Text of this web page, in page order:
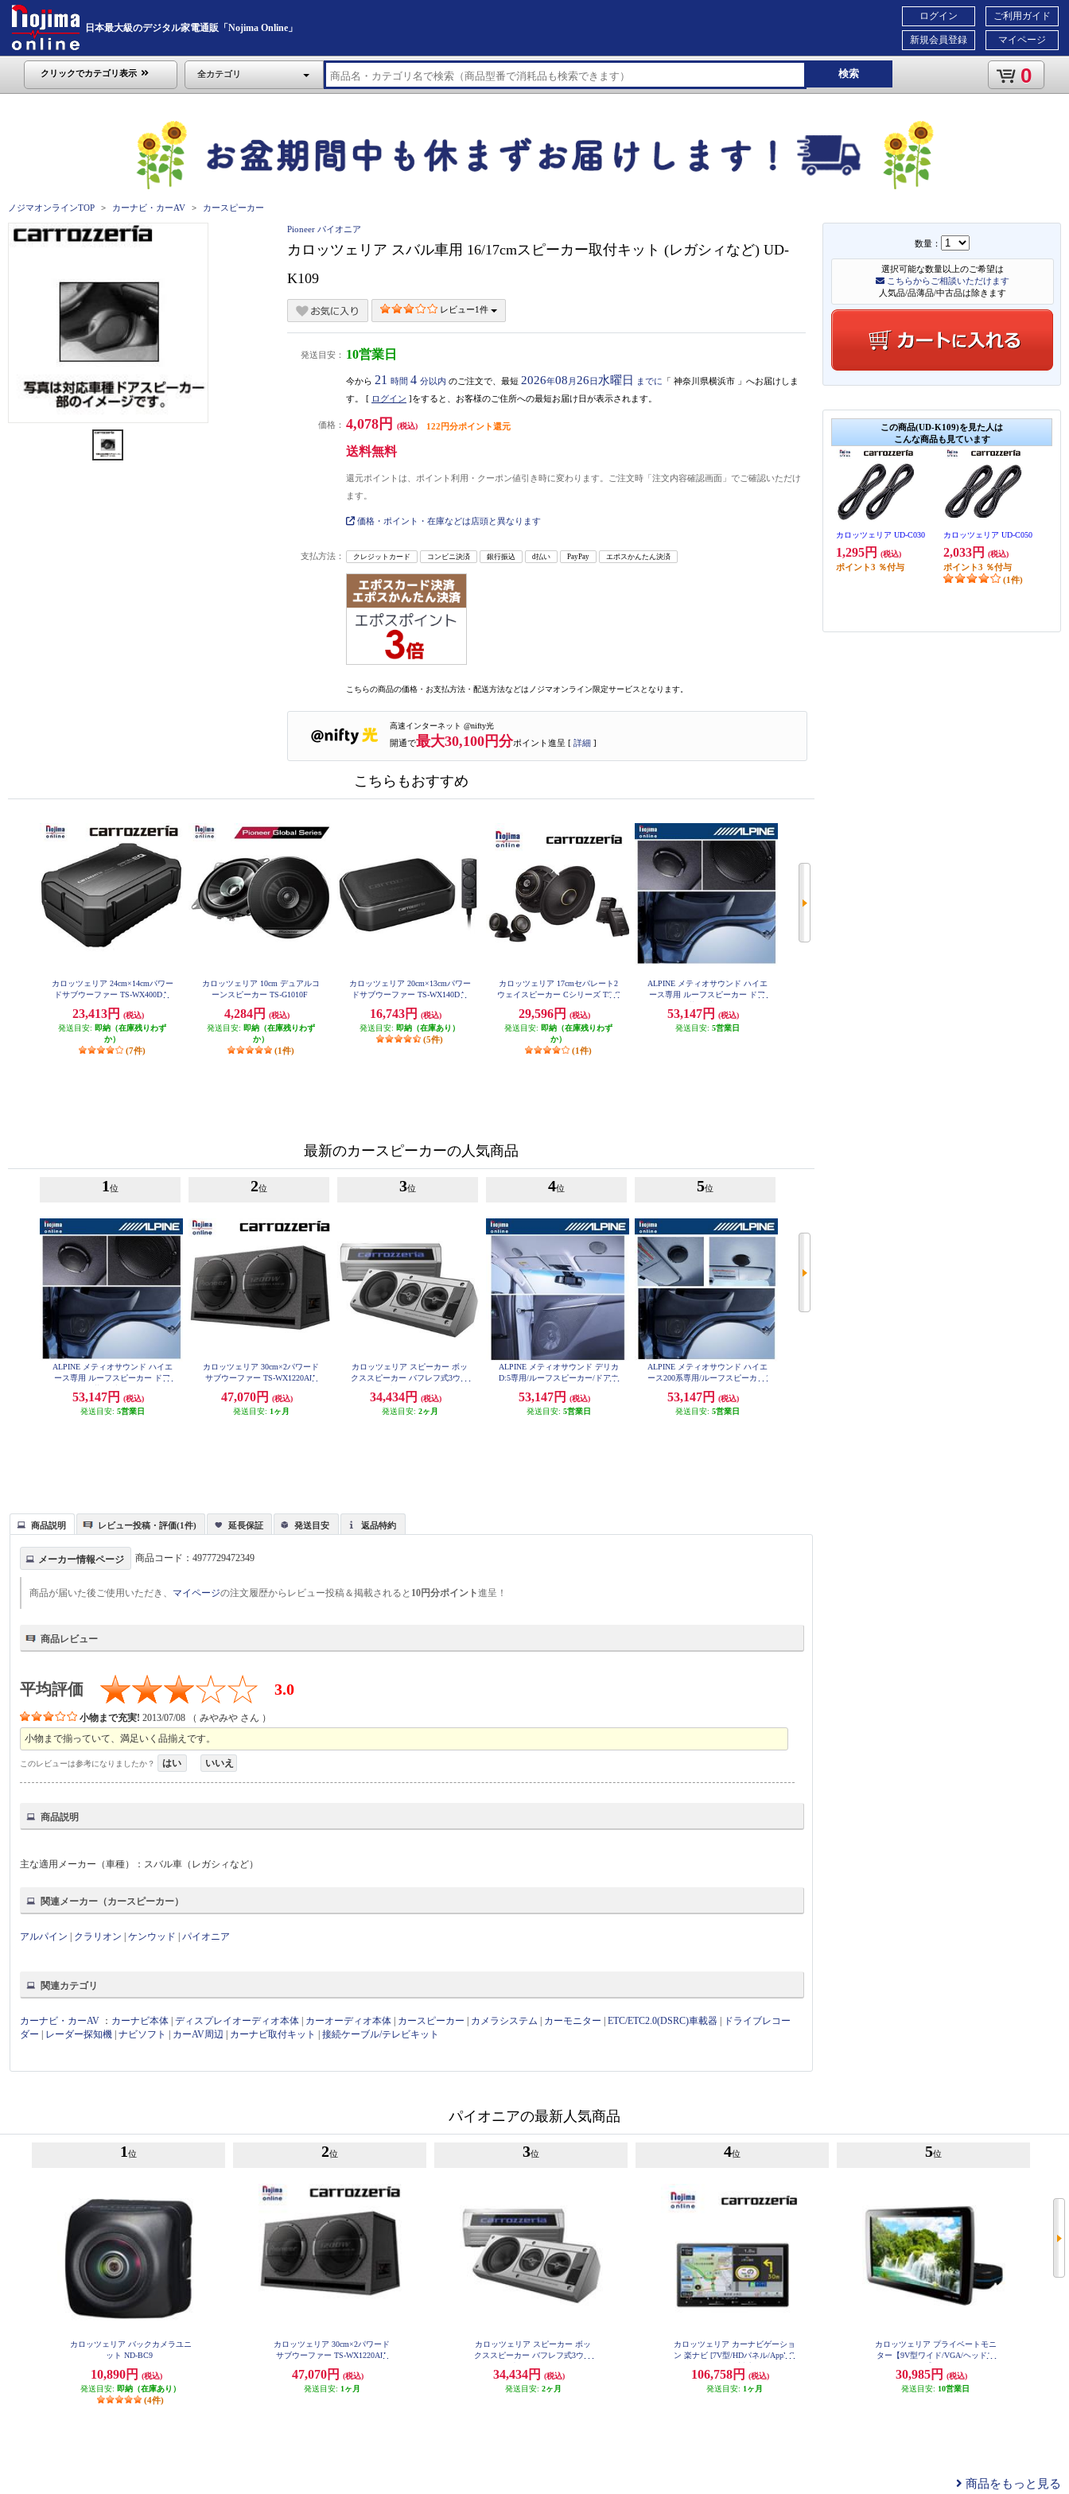
日本最大級のデジタル家電通販「Nojima Online」
ご利用ガイド
マイページ
ログイン
新規会員登録
クリックでカテゴリ表示 全カテゴリ 検索 0
ノジマオンラインTOP カーナビ・カーAV カースピーカー
数量：
選択可能な数量以上のご希望は
こちらからご相談いただけます
人気品/品薄品/中古品は除きます
この商品(UD-K109)を見た人は
こんな商品も見ています
カロッツェリア UD-C030
1,295円 (税込)
ポイント3 ％付与
カロッツェリア UD-C050
2,033円 (税込)
ポイント3 ％付与
(1件)
Pioneer パイオニア
カロッツェリア スバル車用 16/17cmスピーカー取付キット (レガシィなど) UD-
K109
レビュー1件
発送目安： 10営業日
今から 21 時間 4 分以内 のご注文で、最短 2026年08 月 26日 水曜日 までに 「 神奈川県横浜市 」 へお届けしま
す。 [ ログイン ]をすると、お客様のご住所への最短お届け日が表示されます。
価格： 4,078円 (税込) 122円分ポイント還元
送料無料
還元ポイントは、ポイント利用・クーポン値引き時に変わります。ご注文時「注文内容確認画面」でご確認いただけ
ます。
価格・ポイント・在庫などは店頭と異なります
支払方法： クレジットカード コンビニ決済 銀行振込 d払い PayPay エポスかんたん決済
こちらの商品の価格・お支払方法・配送方法などはノジマオンライン限定サービスとなります。
高速インターネット @nifty光
開通で最大30,100円分ポイント進呈 [ 詳細 ]
こちらもおすすめ
カロッツェリア 24cm×14cmパワー
ドサブウーファー TS-WX400DA
23,413円
(税込)
発送目安: 即納（在庫残りわず
か）
(7件)
カロッツェリア 10cm デュアルコ
ーンスピーカー TS-G1010F
4,284円
(税込)
発送目安: 即納（在庫残りわず
か）
(1件)
カロッツェリア 20cm×13cmパワー
ドサブウーファー TS-WX140DA
16,743円
(税込)
発送目安: 即納（在庫あり）
(5件)
カロッツェリア 17cmセパレート2
ウェイスピーカー Cシリーズ TS-C
29,596円
(税込)
発送目安: 即納（在庫残りわず
か）
(1件)
ALPINE メティオサウンド ハイエ
ース専用 ルーフスピーカー ドア
165-HI-200-BK
53,147円
(税込)
発送目安: 5営業日
最新のカースピーカーの人気商品
1 位
ALPINE メティオサウンド ハイエ
ース専用 ルーフスピーカー ドア
165-HI-200-BK
53,147円
(税込)
発送目安: 5営業日
2位
カロッツェリア 30cm×2パワード
サブウーファー TS-WX1220AH
47,070円
(税込)
発送目安: 1ヶ月
3位
カロッツェリア スピーカー ボッ
クススピーカー バフレフ式3ウェ
ー TS-X40
34,434円
(税込)
発送目安: 2ヶ月
4位
ALPINE メティオサウンド デリカ
D:5専用/ルーフスピーカー/ドアウ
53,147円
(税込)
発送目安: 5営業日
5位
ALPINE メティオサウンド ハイエ
ース200系専用/ルーフスピーカー/
53,147円
(税込)
発送目安: 5営業日
商品説明 レビュー投稿・評価(1件) 延長保証 発送目安 返品特約
メーカー情報ページ 商品コード：4977729472349
商品が届いた後ご使用いただき、 マイページの注文履歴からレビュー投稿＆掲載されると 10円分ポイント進呈！
商品レビュー
平均評価 3.0
小物まで充実! 2013/07/08 （みやみや さん ）
小物まで揃っていて、満足いく品揃えです。
このレビューは参考になりましたか？ はい いいえ
商品説明
主な適用メーカー（車種）：スバル車（レガシィなど）
関連メーカー（カースピーカー）
アルパイン クラリオン |ケンウッド |パイオニア
関連カテゴリ
カーナビ・カーAV ： カーナビ本体 |ディスプレイオーディオ本体 カーオーディオ本体 カースピーカー カメラシステム カーモニター |ETC/ETC2.0(DSRC)車載器
ドライブレコー
ダー
レーダー探知機 |ナビソフト カーAV周辺 カーナビ取付キット |接続ケーブル/テレビキット
パイオニアの最新人気商品
1 位
カロッツェリア バックカメラユニ
ット ND-BC9
10,890円
(税込)
発送目安: 即納（在庫あり）
(4件)
2位
カロッツェリア 30cm×2パワード
サブウーファー TS-WX1220AH
47,070円
(税込)
発送目安: 1ヶ月
3位
カロッツェリア スピーカー ボッ
クススピーカー バフレフ式3ウェ
ー TS-X40
34,434円
(税込)
発送目安: 2ヶ月
4位
カロッツェリア カーナビゲーショ
ン 楽ナビ [7V型/HDパネル/AppleC
D/Bluetooth/SD/チューナー・AV一
体型メモリーナビ] AVIC-RZ722
106,758円
(税込)
発送目安: 1ヶ月
5位
カロッツェリア プライベートモニ
ター【9V型ワイド/VGA/ヘッドレ
30,985円
(税込)
発送目安: 10営業日
商品をもっと見る